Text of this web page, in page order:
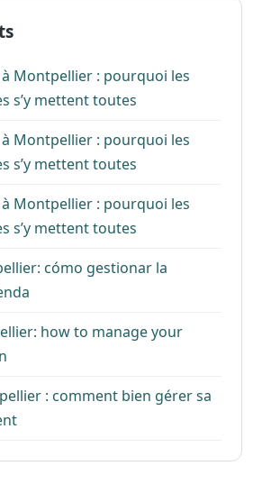
Montpellier : pourquoi les
s’y mettent toutes
Montpellier : pourquoi les
s’y mettent toutes
Montpellier : pourquoi les
s’y mettent toutes
cómo gestionar la
how to manage your
: comment bien gérer sa